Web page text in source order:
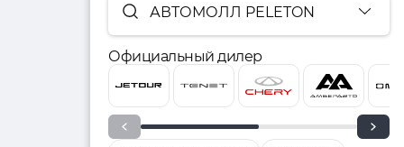
АВТОМОЛЛ PELETON
Официальный дилер